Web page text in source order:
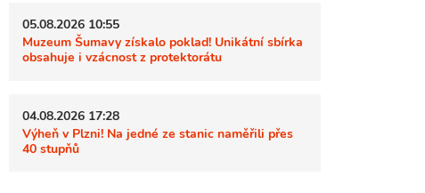
05.08.2026 10:55
Muzeum Šumavy získalo poklad! Unikátní sbírka
obsahuje i vzácnost z protektorátu
04.08.2026 17:28
Výheň v Plzni! Na jedné ze stanic naměřili přes
40 stupňů